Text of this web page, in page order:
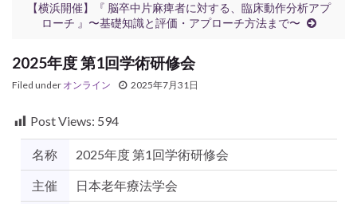
【横浜開催】『 脳卒中片麻痺者に対する、臨床動作分析アプ
ローチ 』〜基礎知識と評価・アプローチ方法まで〜
2025年度 第1回学術研修会
Filed under オンライン 2025年7月31日
Post Views: 594
名称 2025年度 第1回学術研修会
主催 日本老年療法学会